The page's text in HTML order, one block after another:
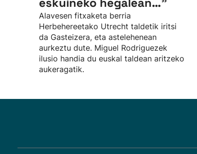
Alavesen fitxaketa berria
Herbehereetako Utrecht taldetik iritsi
da Gasteizera, eta astelehenean
aurkeztu dute. Miguel Rodriguezek
ilusio handia du euskal taldean aritzeko
aukeragatik.